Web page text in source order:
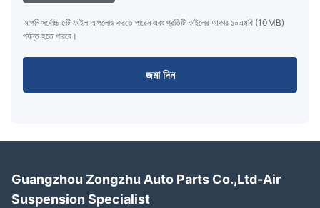
আপনি সর্বোচ্চ ৫টি ফাইল আপলোড করতে পারেন এবং প্রতিটি ফাইলের আকার ১০এমবি (10MB)
পর্যন্ত হতে পারবে।
জমা দিন
Guangzhou Zongzhu Auto Parts Co.,Ltd-Air
Suspension Specialist